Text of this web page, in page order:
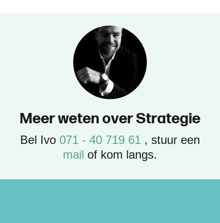
MeerwetenoverStrategie
Bel Ivo 071 - 40 719 61 , stuur een
mail of kom langs.